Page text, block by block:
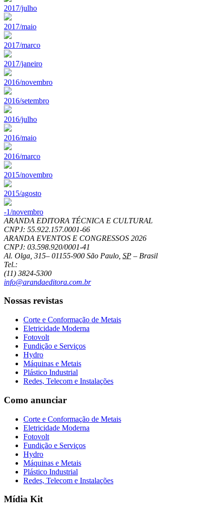
2017/julho
2017/maio
2017/marco
2017/janeiro
2016/novembro
2016/setembro
2016/julho
2016/maio
2016/marco
2015/novembro
2015/agosto
-1/novembro
ARANDA EDITORA TÉCNICA E CULTURAL
CNPJ: 55.922.157.0001-66
ARANDA EVENTOS E CONGRESSOS 2026
CNPJ: 03.598.920/0001-41
Al. Olga, 315– 01155-900 São Paulo SP – Brasil
Tel.:
(11) 3824-5300
info@arandaeditora.com.br
Nossas revistas
Corte e Conformação de Metais
Eletricidade Moderna
Fotovolt
Fundição e Serviços
Hydro
Máquinas e Metais
Plástico Industrial
Redes, Telecom e Instalações
Como anunciar
Corte e Conformação de Metais
Eletricidade Moderna
Fotovolt
Fundição e Serviços
Hydro
Máquinas e Metais
Plástico Industrial
Redes, Telecom e Instalações
Mídia Kit